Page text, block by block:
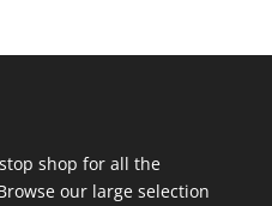
shop for all the
our large selection